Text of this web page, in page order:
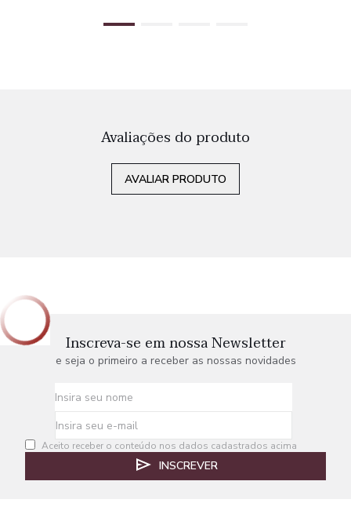
Avaliações do produto
AVALIAR PRODUTO
Inscreva-se em nossa Newsletter
e seja o primeiro a receber as nossas novidades
Aceito receber o conteúdo nos dados cadastrados acima
INSCREVER